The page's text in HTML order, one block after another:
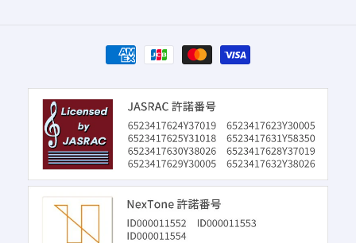
決
済
方
法